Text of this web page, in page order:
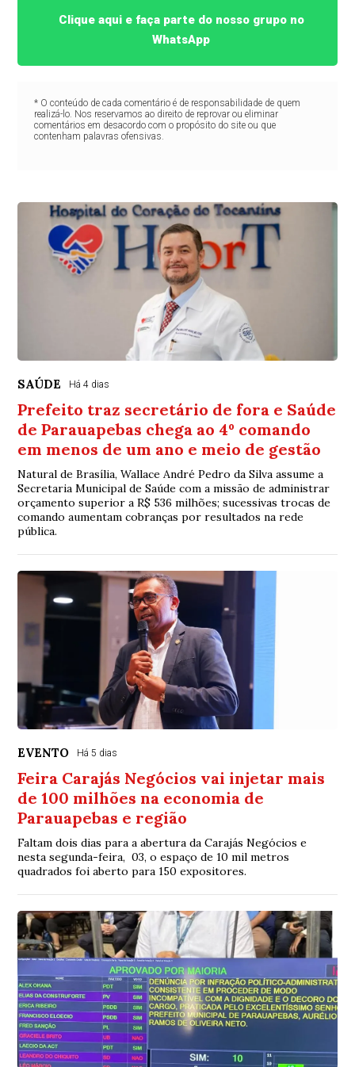
Clique aqui e faça parte do nosso grupo no
WhatsApp
* O conteúdo de cada comentário é de responsabilidade de quem
realizá-lo. Nos reservamos ao direito de reprovar ou eliminar
comentários em desacordo com o propósito do site ou que
contenham palavras ofensivas.
SAÚDE Há 4 dias
Prefeito traz secretário de fora e Saúde
de Parauapebas chega ao 4º comando
em menos de um ano e meio de gestão
Natural de Brasília, Wallace André Pedro da Silva assume a
Secretaria Municipal de Saúde com a missão de administrar
orçamento superior a R$ 536 milhões; sucessivas trocas de
comando aumentam cobranças por resultados na rede
pública.
EVENTO Há 5 dias
Feira Carajás Negócios vai injetar mais
de 100 milhões na economia de
Parauapebas e região
Faltam dois dias para a abertura da Carajás Negócios e
nesta segunda-feira, 03, o espaço de 10 mil metros
quadrados foi aberto para 150 expositores.